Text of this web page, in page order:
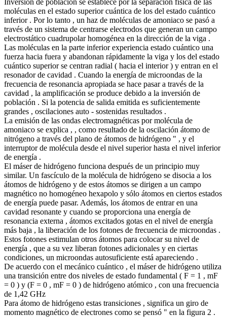
moléculas en el estado superior cuántica de los del estado cuántico
inferior . Por lo tanto , un haz de moléculas de amoniaco se pasó a
través de un sistema de centrarse electrodos que generan un campo
electrostático cuadrupolar homogénea en la dirección de la viga .
Las moléculas en la parte inferior experiencia estado cuántico una
fuerza hacia fuera y abandonan rápidamente la viga y los del estado
cuántico superior se centran radial ( hacia el interior ) y entran en el
resonador de cavidad . Cuando la energía de microondas de la
frecuencia de resonancia apropiada se hace pasar a través de la
cavidad , la amplificación se produce debido a la inversión de
población . Si la potencia de salida emitida es suficientemente
grandes , oscilaciones auto - sostenidas resultados .
La emisión de las ondas electromagnéticas por molécula de
amoniaco se explica , , como resultado de la oscilación átomo de
nitrógeno a través del plano de átomos de hidrógeno " , y el
interruptor de molécula desde el nivel superior hasta el nivel inferior
de energía .
El máser de hidrógeno funciona después de un principio muy
similar. Un fascículo de la molécula de hidrógeno se disocia a los
átomos de hidrógeno y de estos átomos se dirigen a un campo
magnético no homogéneo hexapolo y sólo átomos en ciertos estados
de energía puede pasar. Además, los átomos de entrar en una
cavidad resonante y cuando se proporciona una energía de
resonancia externa , átomos excitados gotas en el nivel de energía
más baja , la liberación de los fotones de frecuencia de microondas .
Estos fotones estimulan otros átomos para colocar su nivel de
energía , que a su vez liberan fotones adicionales y en ciertas
condiciones, un microondas autosuficiente está apareciendo .
De acuerdo con el mecánico cuántico , el máser de hidrógeno utiliza
una transición entre dos niveles de estado fundamental ( F = 1 , mF
= 0 ) y (F = 0 , mF = 0 ) de hidrógeno atómico , con una frecuencia
de 1,42 GHz
Para átomo de hidrógeno estas transiciones , significa un giro de
momento magnético de electrones como se pensó " en la figura 2 .